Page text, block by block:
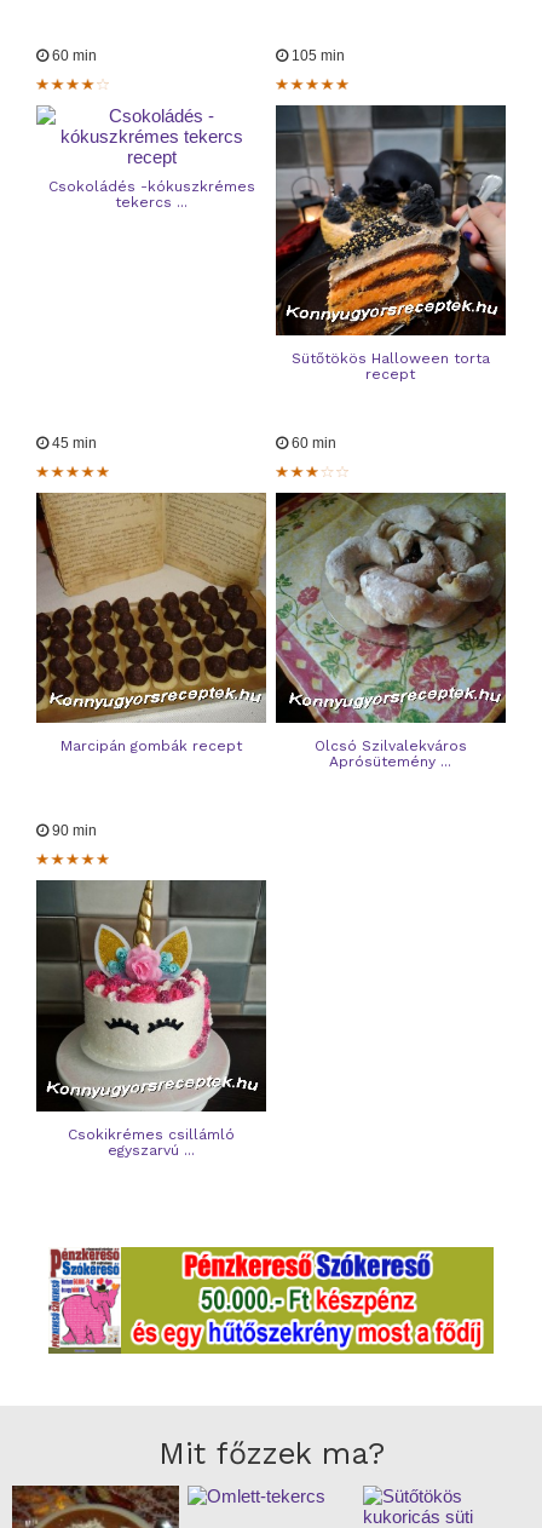
60 min
Csokoládés -kókuszkrémes
tekercs ...
105 min
Sütőtökös Halloween torta
recept
45 min
Marcipán gombák recept
60 min
Olcsó Szilvalekváros
Aprósütemény ...
90 min
Csokikrémes csillámló
egyszarvú ...
Mit főzzek ma?